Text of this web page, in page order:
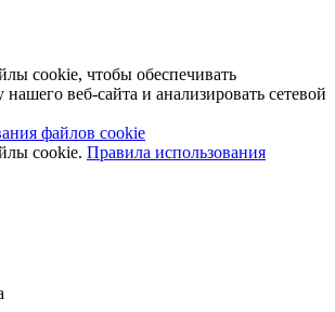
cookie, чтобы обеспечивать
веб-сайта и анализировать сетевой
файлов cookie
cookie. Правила использования